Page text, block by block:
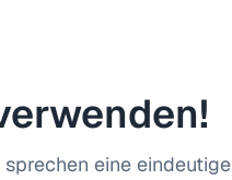
eine eindeutige